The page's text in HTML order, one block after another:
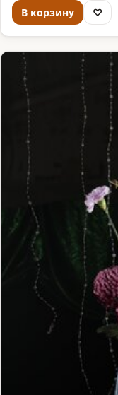
В корзину ♡